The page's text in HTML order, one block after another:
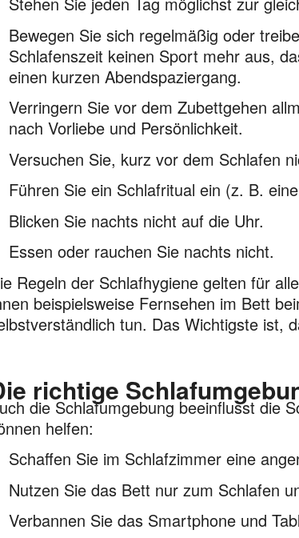
Bewegen Sie sich regelmäßig oder
Schlafenszeit keinen Sport mehr aus,
einen kurzen Abendspaziergang.
Verringern Sie vor dem Zubettgehen
nach Vorliebe und Persönlichkeit.
Versuchen Sie, kurz vor dem Schlafen
Führen Sie ein Schlafritual ein (z. B.
Blicken Sie nachts nicht auf die Uhr.
Essen oder rauchen Sie nachts nicht.
Regeln der Schlafhygiene gelten für
beispielsweise Fernsehen im Bett
tun. Das Wichtigste ist,
richtige
die Schlafumgebung beeinflusst die
helfen:
Schaffen Sie im Schlafzimmer eine
Nutzen Sie das Bett nur zum Schlafen
Verbannen Sie das Smartphone und